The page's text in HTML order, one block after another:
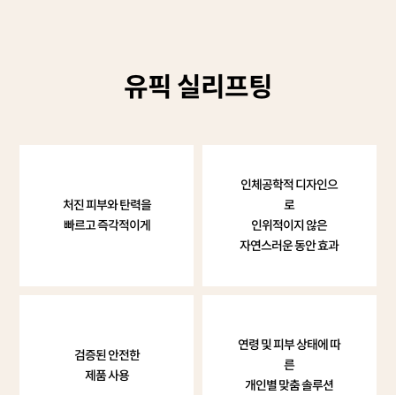
유픽 실리프팅
처진 피부와 탄력을
빠르고 즉각적이게
인체공학적 디자인으
로
인위적이지 않은
자연스러운 동안 효과
검증된 안전한
제품 사용
연령 및 피부 상태에 따
른
개인별 맞춤 솔루션